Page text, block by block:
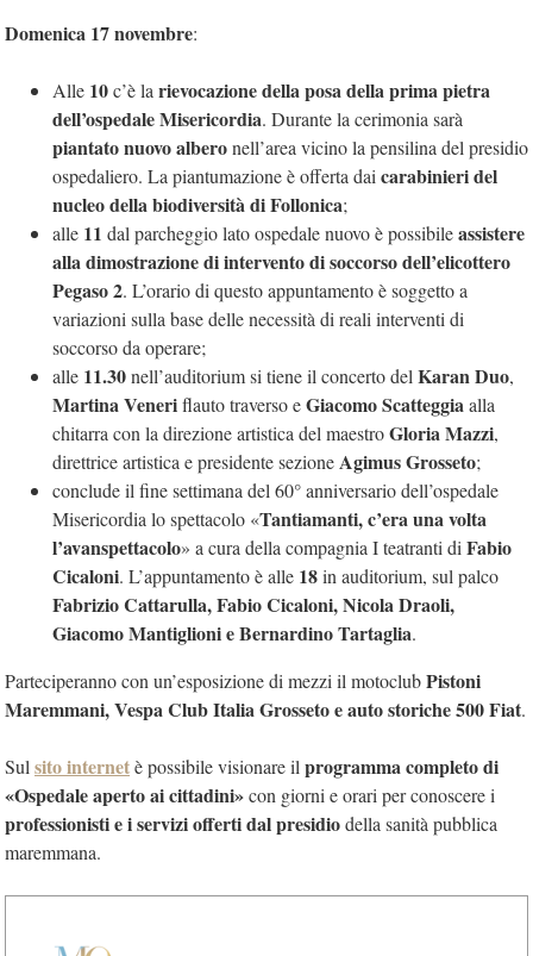
Domenica 17 novembre:
Alle 10c’è la rievocazione della posa della prima pietra
dell’ospedale Misericordia. Durante la cerimonia sarà
piantato nuovo alberonell’area vicino la pensilina del presidio
ospedaliero. La piantumazione è offerta dai carabinieri del
nucleo della biodiversità di Follonica;
alle 11 dal parcheggio lato ospedale nuovo è possibileassistere
alla dimostrazione di intervento di soccorso dell’elicottero
Pegaso 2. L’orario di questo appuntamento è soggetto a
variazioni sulla base delle necessità di reali interventi di
soccorso da operare;
alle 11.30nell’auditorium si tiene il concerto del Karan Duo,
Martina Veneriflauto traverso eGiacomo Scatteggiaalla
chitarra con la direzione artistica del maestroGloria Mazzi,
direttrice artistica e presidente sezioneAgimus Grosseto;
conclude il fine settimana del 60° anniversario dell’ospedale
Misericordia lo spettacolo «Tantiamanti, c’era una volta
l’avanspettacolo» a cura della compagnia I teatranti di Fabio
Cicaloni. L’appuntamento è alle 18in auditorium, sul palco
Fabrizio Cattarulla, Fabio Cicaloni, Nicola Draoli,
Giacomo Mantiglioni e Bernardino Tartaglia.
Parteciperanno con un’esposizione di mezzi il motoclubPistoni
Maremmani, Vespa Club Italia Grosseto e auto storiche 500 Fiat.
Sul sito internetè possibile visionare il programma completo di
«Ospedale aperto ai cittadini»con giorni e orari per conoscere i
professionisti e i servizi offerti dal presidiodella sanità pubblica
maremmana.